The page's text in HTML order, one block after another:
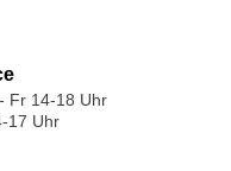
Fr 14-18 Uhr
17 Uhr